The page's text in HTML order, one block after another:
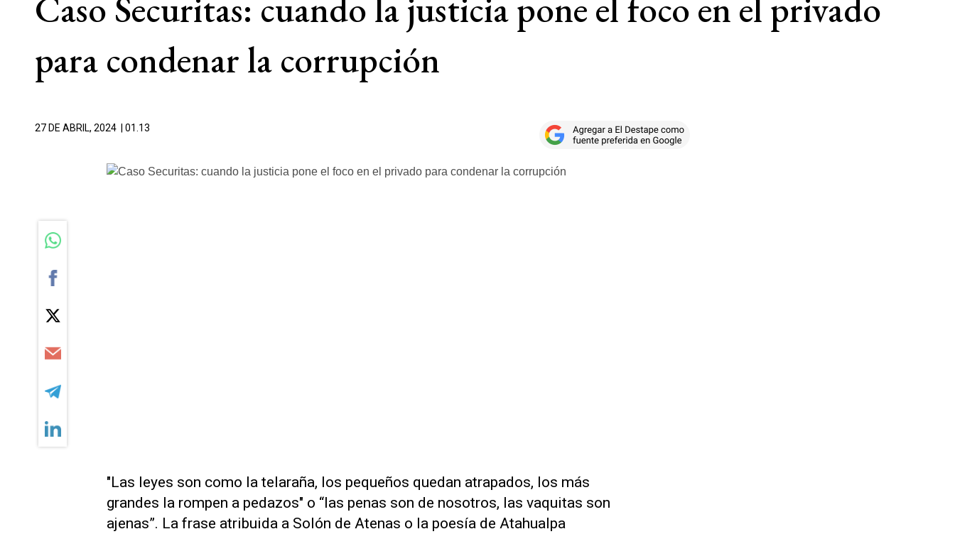
para condenar la corrupción
27 DE ABRIL, 2024 | 01.13
"Las leyes son como la telaraña, los pequeños quedan atrapados, los más
grandes la rompen a pedazos" o “las penas son de nosotros, las vaquitas son
ajenas”. La frase atribuida a Solón de Atenas o la poesía de Atahualpa